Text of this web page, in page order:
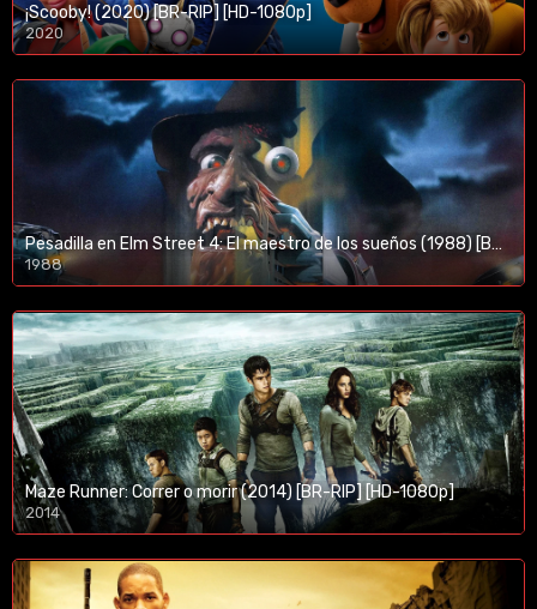
¡Scooby! (2020) [BR-RIP] [HD-1080p]
2020
1080p/720p
Pesadilla en Elm Street 4: El maestro de los sueños (1988) [BR-RIP] [HD-1080p]
1988
Maze Runner: Correr o morir (2014) [BR-RIP] [HD-1080p]
2014
1080p/720p